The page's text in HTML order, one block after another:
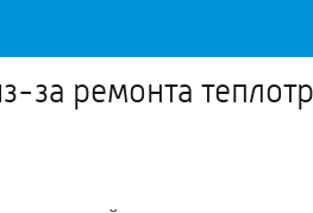
за ремонта